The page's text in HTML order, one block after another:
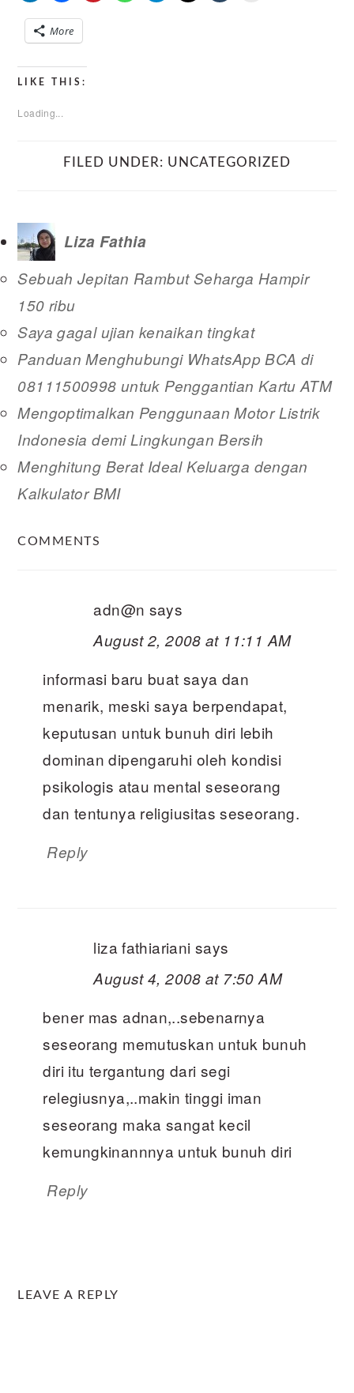
More
LIKE THIS:
Loading...
FILED UNDER: UNCATEGORIZED
Liza Fathia
Sebuah Jepitan Rambut Seharga Hampir
150 ribu
Saya gagal ujian kenaikan tingkat
Panduan Menghubungi WhatsApp BCA di
08111500998 untuk Penggantian Kartu ATM
Mengoptimalkan Penggunaan Motor Listrik
Indonesia demi Lingkungan Bersih
Menghitung Berat Ideal Keluarga dengan
Kalkulator BMI
COMMENTS
adn@n says
August 2, 2008 at 11:11 AM
informasi baru buat saya dan
menarik, meski saya berpendapat,
keputusan untuk bunuh diri lebih
dominan dipengaruhi oleh kondisi
psikologis atau mental seseorang
dan tentunya religiusitas seseorang.
Reply
liza fathiariani says
August 4, 2008 at 7:50 AM
bener mas adnan,..sebenarnya
seseorang memutuskan untuk bunuh
diri itu tergantung dari segi
relegiusnya,..makin tinggi iman
seseorang maka sangat kecil
kemungkinannnya untuk bunuh diri
Reply
LEAVE A REPLY